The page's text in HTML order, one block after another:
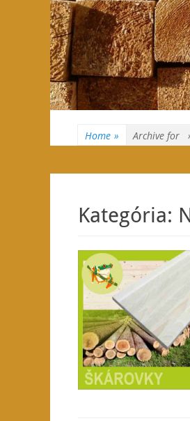
Home » Archive for
Kategória: